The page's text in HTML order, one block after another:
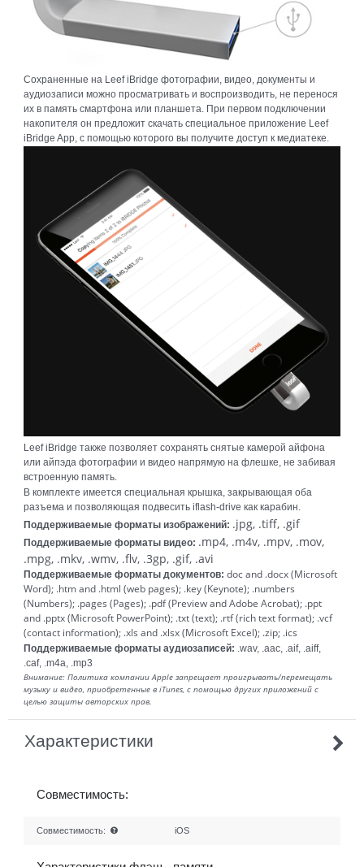
Сохраненные на Leef iBridge фотографии, видео, документы и
аудиозаписи можно просматривать и воспроизводить, не перенося
их в память смартфона или планшета. При первом подключении
накопителя он предложит скачать специальное приложение Leef
iBridge App, с помощью которого вы получите доступ к медиатеке.
Leef iBridge также позволяет сохранять снятые камерой айфона
или айпэда фотографии и видео напрямую на флешке, не забивая
встроенную память.
В комплекте имеется специальная крышка, закрывающая оба
разъема и позволяющая подвесить iflash-drive как карабин.
Поддерживаемые форматы изображений: .jpg, .tiff, .gif
Поддерживаемые форматы видео: .mp4, .m4v, .mpv, .mov,
.mpg, .mkv, .wmv, .flv, .3gp, .gif, .avi
Поддерживаемые форматы документов: doc and .docx (Microsoft
Word); .htm and .html (web pages); .key (Keynote); .numbers
(Numbers); .pages (Pages); .pdf (Preview and Adobe Acrobat); .ppt
and .pptx (Microsoft PowerPoint); .txt (text); .rtf (rich text format); .vcf
(contact information); .xls and .xlsx (Microsoft Excel); .zip; .ics
Поддерживаемые форматы аудиозаписей: .wav, .aac, .aif, .aiff,
.caf, .m4a, .mp3
Внимание: Политика компании Apple запрещает проигрывать/перемещать
музыку и видео, приобретенные в iTunes, с помощью других приложений с
целью защиты авторских прав.
Характеристики
Совместимость:
Совместимость: iOS